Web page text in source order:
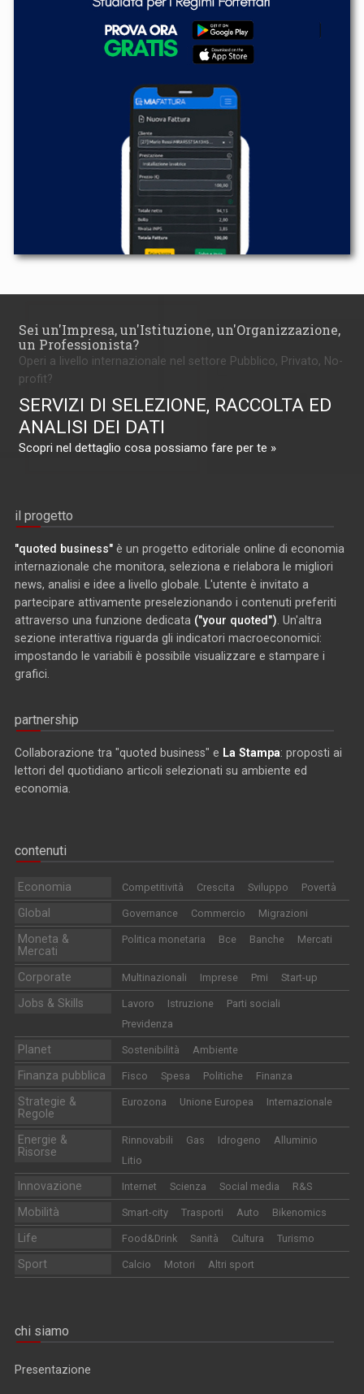
Sei un'Impresa, un'Istituzione, un'Organizzazione,
un Professionista?
Operi a livello internazionale nel settore Pubblico, Privato, No-
profit?
SERVIZI DI SELEZIONE, RACCOLTA ED
ANALISI DEI DATI
Scopri nel dettaglio cosa possiamo fare per te »
il progetto
"quoted business" è un progetto editoriale online di economia
internazionale che monitora, seleziona e rielabora le migliori
news, analisi e idee a livello globale. L'utente è invitato a
partecipare attivamente preselezionando i contenuti preferiti
attraverso una funzione dedicata ("your quoted") . Un'altra
sezione interattiva riguarda gli indicatori macroeconomici:
impostando le variabili è possibile visualizzare e stampare i
grafici.
partnership
Collaborazione tra "quoted business" e La Stampa: proposti ai
lettori del quotidiano articoli selezionati su ambiente ed
economia.
contenuti
Economia Competitività Crescita Sviluppo Povertà
Global Governance Commercio Migrazioni
Moneta &
Mercati
Politica monetaria Bce Banche Mercati
Corporate Multinazionali Imprese Pmi Start-up
Jobs & Skills Lavoro Istruzione
Parti sociali
Previdenza
Planet Sostenibilità Ambiente
Finanza pubblica Fisco Spesa Politiche Finanza
Strategie &
Regole
Eurozona Unione Europea Internazionale
Energie &
Risorse
Rinnovabili Gas Idrogeno
Alluminio
Litio
Innovazione Internet Scienza Social media R&S
Mobilità Smart-city Trasporti Auto Bikenomics
Life Food&Drink Sanità Cultura Turismo
Sport Calcio Motori Altri sport
chi siamo
Presentazione